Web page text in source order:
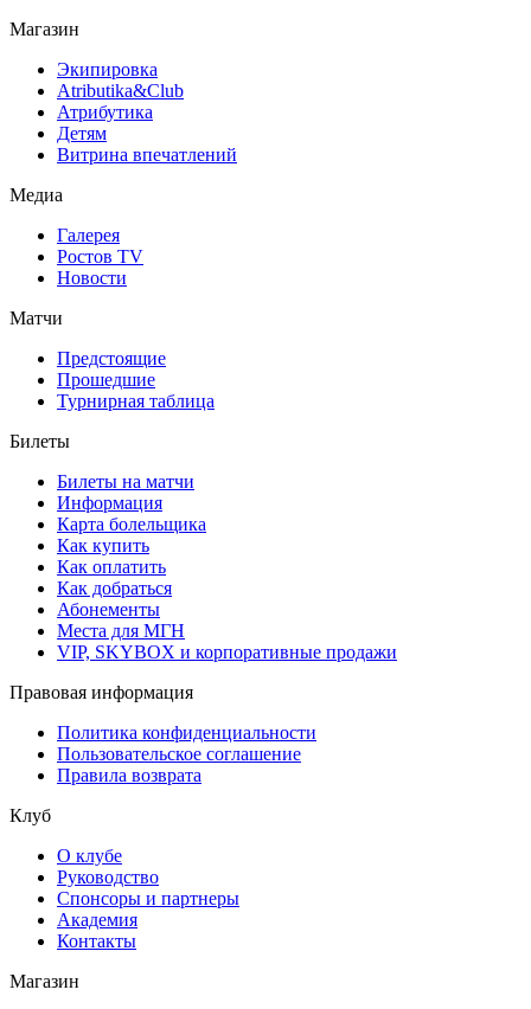
Магазин
Экипировка
Atributika&Club
Атрибутика
Детям
Витрина впечатлений
Медиа
Галерея
Ростов TV
Новости
Матчи
Предстоящие
Прошедшие
Турнирная таблица
Билеты
Билеты на матчи
Информация
Карта болельщика
Как купить
Как оплатить
Как добраться
Абонементы
Места для МГН
VIP, SKYBOX и корпоративные продажи
Правовая информация
Политика конфиденциальности
Пользовательское соглашение
Правила возврата
Клуб
О клубе
Руководство
Спонсоры и партнеры
Академия
Контакты
Магазин